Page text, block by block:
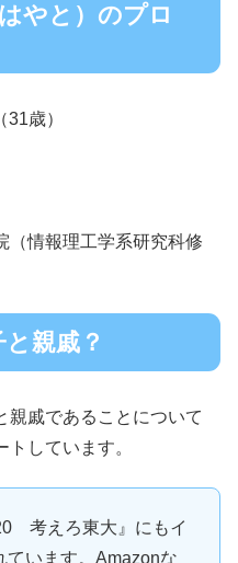
やと）のプロ
歳）
情報理工学系研究科修
親戚？
親戚であることについて
しています。
考えろ東大』にもイ
ています。Amazonな